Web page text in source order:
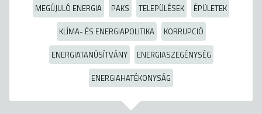
MEGÚJULÓ ENERGIA PAKS TELEPÜLÉSEK
ÉPÜLETEK
KLÍMA- ÉS ENERGIAPOLITIKA
KORRUPCIÓ
ENERGIATANÚSÍTVÁNY
ENERGIASZEGÉNYSÉG
ENERGIAHATÉKONYSÁG